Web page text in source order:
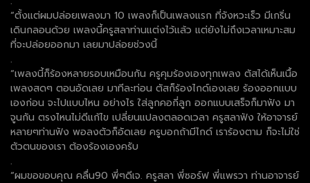
“ตั้งแต่ผมปล่อยเพลงมา 10 เพลงก็เป็นเพลงแรก ที่จังหวะเร็ว มีเกริ่น
เดินกลอนด้วย เพลงนี้ครูสลาท่านแต่งไว้แล้ว แต่ยังไม่ถึงเวลาเหมาะสม
ที่จะปล่อยออกมา เลยมาปล่อยช่วงนี้
.
“เพลงนี้ก็ร้องหลายรอบเหมือนกัน ครูคุมร้องเองทุกเพลง ตัสได้เห็นเนื้อ
เพลงสดๆ ตอนอัดเลย มาทีละท่อน ตัสก็ร้องไกด์เองเลย ร้องออกแบบ
เองก่อน จะไปแบบไหน อย่างไร ใส่ลูกคอกี่ลูก ออกแบบเสร็จก็มาฟัง มา
จูนกัน ตรงไหนไม่ดีแก้ไข เปลี่ยนแปลงตลอดเวลา ครูสลาฟัง ให้อาจารย์
หลายๆท่านฟัง พอลงตัวก็อัดเลย ครูบอกถ้ามีไกด์ เราร้องตาม ก็จะไม่ใช่
ตัวตนของเรา ต้องร้องเองครับ
.
“ผมขอขอบคุณ คลื่น90 พี่ๆดีเจ. ครูสลา พี่ซอร์ฟ พี่แพรวา ท่านอาจารย์